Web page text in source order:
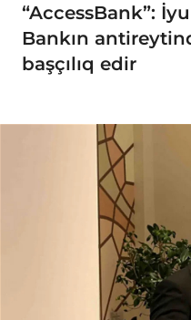
“AccessBank”:
Bankın
başçılıq edir